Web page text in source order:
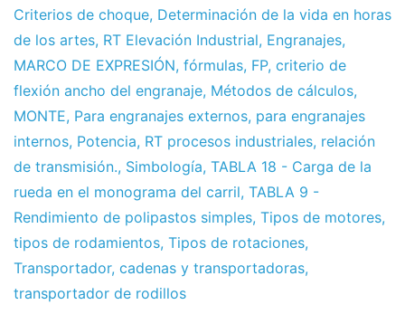
Criterios de choque, Determinación de la vida en horas
de los artes, RT Elevación Industrial, Engranajes,
MARCO DE EXPRESIÓN, fórmulas, FP, criterio de
flexión ancho del engranaje, Métodos de cálculos,
MONTE, Para engranajes externos, para engranajes
internos, Potencia, RT procesos industriales, relación
de transmisión., Simbología, TABLA 18 - Carga de la
rueda en el monograma del carril, TABLA 9 -
Rendimiento de polipastos simples, Tipos de motores,
tipos de rodamientos, Tipos de rotaciones,
Transportador, cadenas y transportadoras,
transportador de rodillos